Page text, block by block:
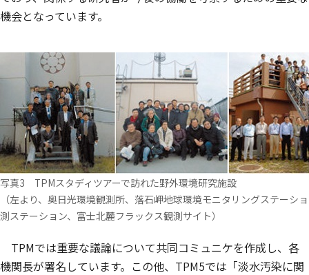
機会となっています。
写真3 TPMスタディツアーで訪れた野外環境研究施設
（左より、奥日光環境観測所、落石岬地球環境モニタリングステーシ
測ステーション、富士北麓フラックス観測サイト）
TPMでは重要な議論について共同コミュニケを作成し、各
機関長が署名しています。この他、TPM5では「淡水汚染に関